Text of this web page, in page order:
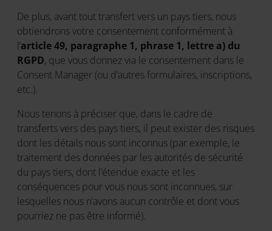
De plus, avant tout transfert vers un pays tiers, nous
obtiendrons votre consentement conformément à
l’article 49, paragraphe 1, phrase 1, lettre a) du
RGPD, que vous donnez via le consentement dans le
Consent Manager (ou d’autres formulaires, inscriptions,
etc.).
Nous tenons à préciser que, dans le cadre de
transferts vers des pays tiers, il peut exister des risques
dont les détails nous sont inconnus (par exemple, le
traitement des données par les autorités de sécurité
du pays tiers, dont l’étendue exacte et les
conséquences pour vous nous sont inconnues, sur
lesquelles nous n’avons aucun contrôle et dont vous
pourriez ne pas être informé).